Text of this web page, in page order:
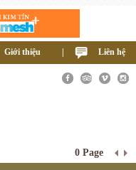
Giới thiệu Liên hệ
0 Page